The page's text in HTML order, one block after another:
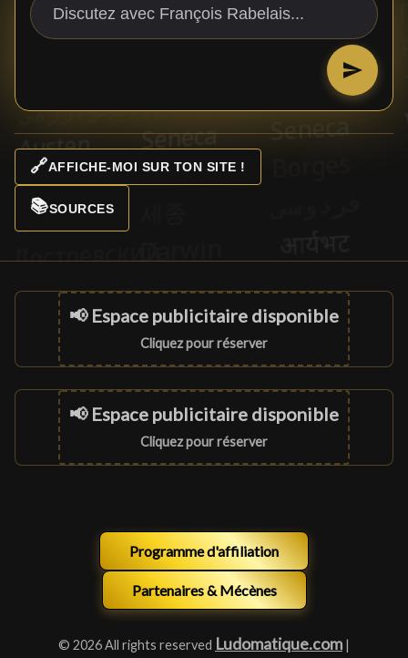
🔗AFFICHE-MOI SUR TON SITE !
📚SOURCES
📢 Espace publicitaire disponible
Cliquez pour réserver
📢 Espace publicitaire disponible
Cliquez pour réserver
Programme d'affiliation
Partenaires & Mécènes
© 2026 All rights reserved Ludomatique.com |